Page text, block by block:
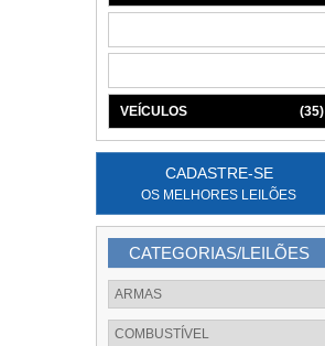
VEÍCULOS (35)
CADASTRE-SE
OS MELHORES LEILÕES
CATEGORIAS/LEILÕES
ARMAS
COMBUSTÍVEL